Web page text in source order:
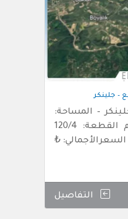
– جلينكر
– المساحة:
5966 متر مربع – رقم القطعة: 120/4
المتر: ₺ 6.410 – السعرالأجمالي: ₺
التفاصيل